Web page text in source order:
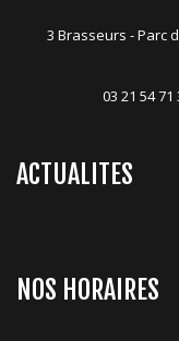
3 Brasseurs - Parc
03 21 54 71
ACTUALITES
NOS HORAIRES